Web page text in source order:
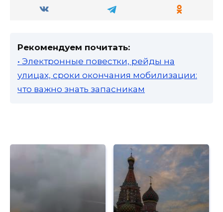
Рекомендуем почитать:
• Электронные повестки, рейды на
улицах, сроки окончания мобилизации:
что важно знать запасникам